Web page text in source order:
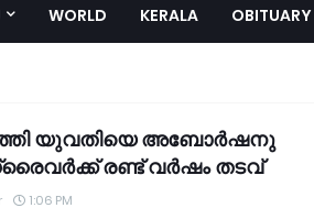
WORLD KERALA OBITUARY
യുവതിയെ അബോര്‍ഷനു
ഡ്രൈവര്‍ക്ക് രണ്ട് വര്‍ഷം തടവ്
1:06 PM